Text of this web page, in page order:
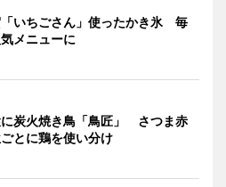
いちごさん」使ったかき氷 毎
メニューに
炭火焼き鳥「鳥匠」 さつま赤
とに鶏を使い分け